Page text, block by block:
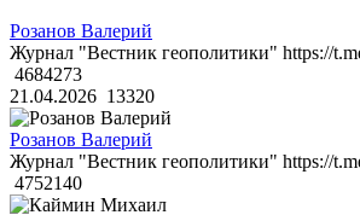
Розанов Валерий
Журнал "Вестник геополитики" https://
4684273
21.04.2026 13320
Розанов Валерий
Журнал "Вестник геополитики" https://
4752140